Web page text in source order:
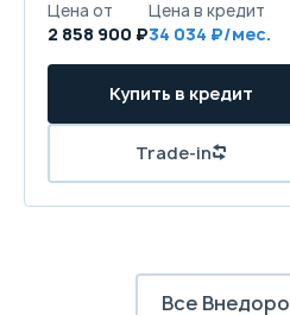
2 858 900 ₽34 034
Все